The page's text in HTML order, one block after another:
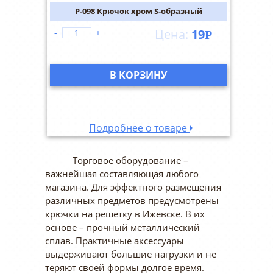
P-098 Крючок хром S-образный
19Р
- +
В КОРЗИНУ
Подробнее о товаре
Торговое оборудование –
важнейшая составляющая любого
магазина. Для эффектного размещения
различных предметов предусмотрены
крючки на решетку в Ижевске. В их
основе – прочный металлический
сплав. Практичные аксессуары
выдерживают большие нагрузки и не
теряют своей формы долгое время.